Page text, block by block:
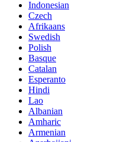
Indonesian
Czech
Afrikaans
Swedish
Polish
Basque
Catalan
Esperanto
Hindi
Lao
Albanian
Amharic
Armenian